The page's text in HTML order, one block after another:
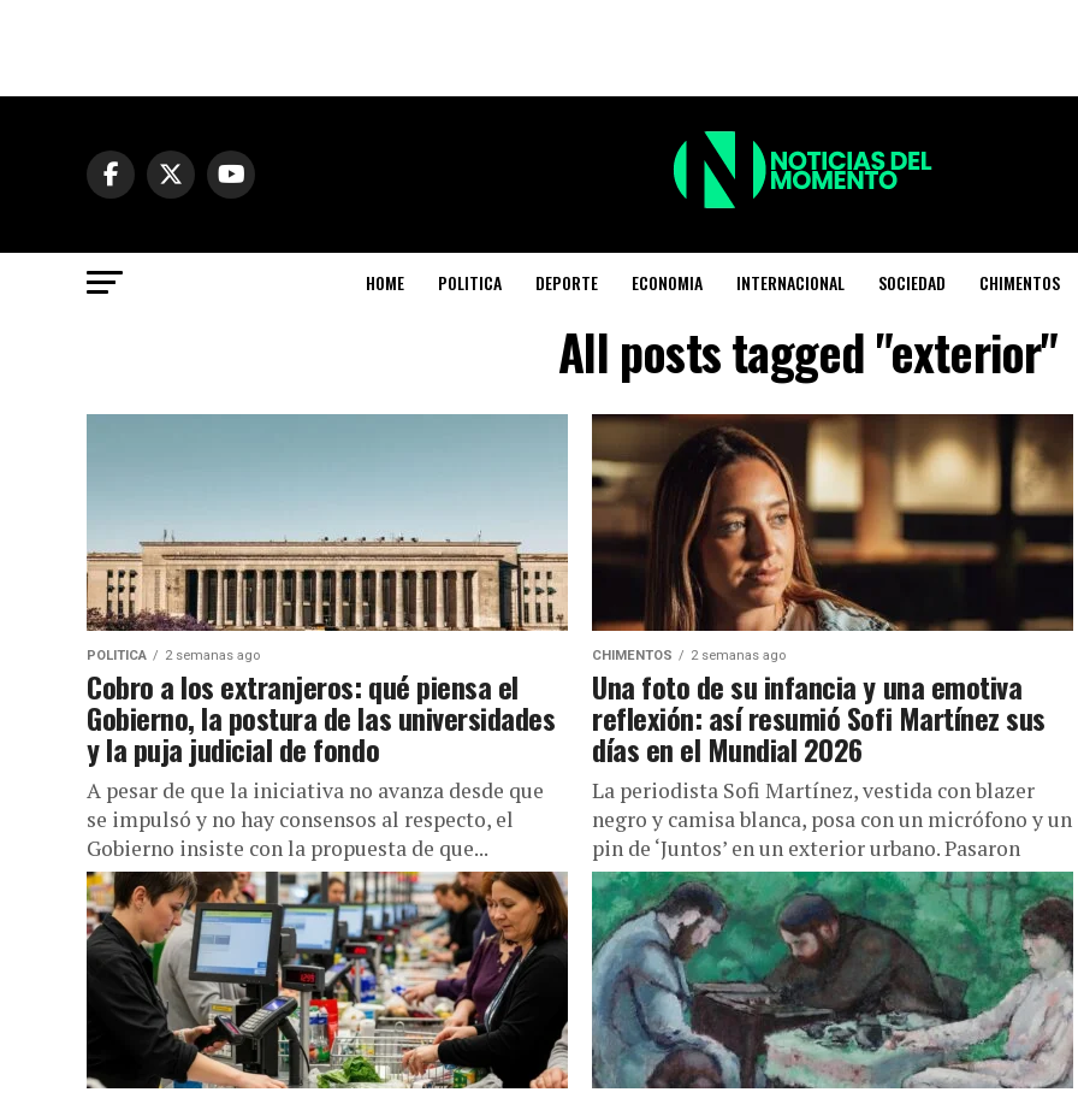
HOME POLITICA DEPORTE ECONOMIA INTERNACIONAL SOCIEDAD CHIMENTOS
All posts tagged "exterior"
POLITICA 2 semanas ago
Cobro a los extranjeros: qué piensa el
Gobierno, la postura de las universidades
y la puja judicial de fondo
A pesar de que la iniciativa no avanza desde que
se impulsó y no hay consensos al respecto, el
Gobierno insiste con la propuesta de que...
CHIMENTOS 2 semanas ago
Una foto de su infancia y una emotiva
reflexión: así resumió Sofi Martínez sus
días en el Mundial 2026
La periodista Sofi Martínez, vestida con blazer
negro y camisa blanca, posa con un micrófono y un
pin de ‘Juntos’ en un exterior urbano. Pasaron
apenas...